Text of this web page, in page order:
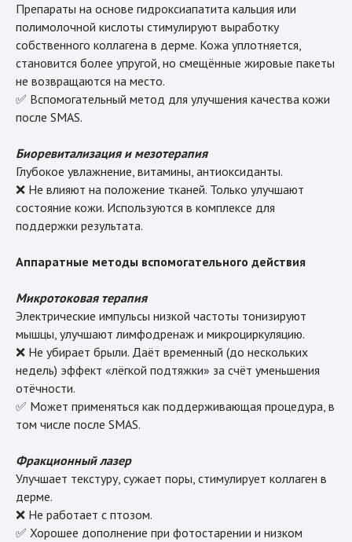
Препараты на основе гидроксиапатита кальция или
полимолочной кислоты стимулируют выработку
собственного коллагена в дерме. Кожа уплотняется,
становится более упругой, но смещённые жировые пакеты
не возвращаются на место.
✅ Вспомогательный метод для улучшения качества кожи
после SMAS.
Биоревитализация и мезотерапия
Глубокое увлажнение, витамины, антиоксиданты.
❌ Не влияют на положение тканей. Только улучшают
состояние кожи. Используются в комплексе для
поддержки результата.
Аппаратные методы вспомогательного действия
Микротоковая терапия
Электрические импульсы низкой частоты тонизируют
мышцы, улучшают лимфодренаж и микроциркуляцию.
❌ Не убирает брыли. Даёт временный (до нескольких
недель) эффект «лёгкой подтяжки» за счёт уменьшения
отёчности.
✅ Может применяться как поддерживающая процедура, в
том числе после SMAS.
Фракционный лазер
Улучшает текстуру, сужает поры, стимулирует коллаген в
дерме.
❌ Не работает с птозом.
✅ Хорошее дополнение при фотостарении и низком